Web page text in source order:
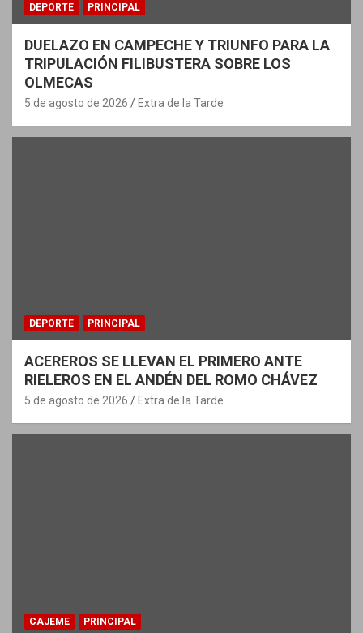
DEPORTE PRINCIPAL
DUELAZO EN CAMPECHE Y TRIUNFO PARA LA
TRIPULACIÓN FILIBUSTERA SOBRE LOS
OLMECAS
5 de agosto de 2026 Extra de la Tarde
DEPORTE PRINCIPAL
ACEREROS SE LLEVAN EL PRIMERO ANTE
RIELEROS EN EL ANDÉN DEL ROMO CHÁVEZ
5 de agosto de 2026 Extra de la Tarde
CAJEME PRINCIPAL